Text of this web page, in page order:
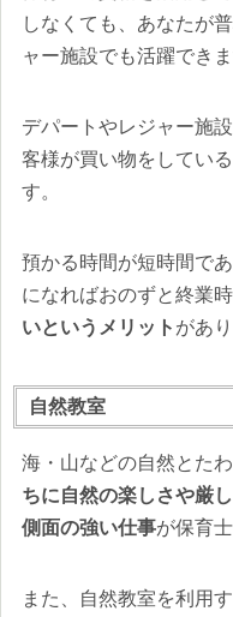
しなくても、あなたが
ャー施設でも活躍できま
デパートやレジャー施
客様が買い物をしてい
す。
預かる時間が短時間で
になればおのずと終業
いというメリット があり
自然教室
海・山などの自然とた
ちに自然の楽しさや厳
側面の強い仕事が保育
また、自然教室を利用